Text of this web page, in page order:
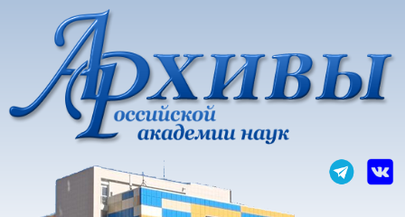
основному
содержанию